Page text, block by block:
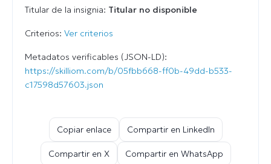
Titular de la insignia: Titular no disponible
Criterios: Ver criterios
Metadatos verificables (JSON-LD):
https://skilliom.com/b/05fbb668-ff0b-49dd-b533-
c17598d57603.json
Copiar enlace Compartir en LinkedIn
Compartir en X Compartir en WhatsApp